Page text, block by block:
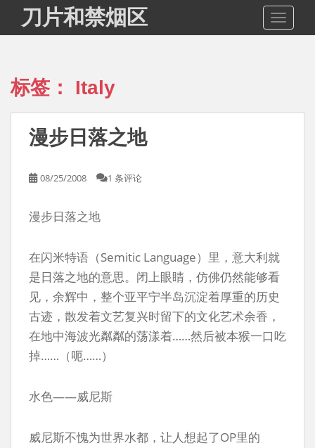
i
刀片和禁烟区
标签： Italy
漫步日落之地
08/25/2008 1 条评论
漫步日落之地
在闪米特语（Semitic Language）里，意大利就
是日落之地的意思。闭上眼睛，仿佛仍然能够看
见，余辉中，整个亚平宁半岛沉淀着厚重的历史
古迹，散发着文艺复兴时留下的文化艺术余香，
在地中海波光粼粼的荡漾着……然后被本猴一口吃
掉……（呃……）
水色——威尼斯
威尼斯不愧为世界水都，让人想起了OP里的